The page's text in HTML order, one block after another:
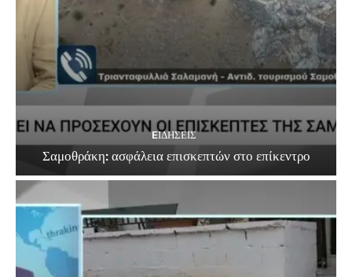
EΙΔΗΣΕΙΣ
Σαμοθράκη: ασφάλεια επισκεπτών στο επίκεντρο